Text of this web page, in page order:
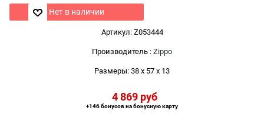
Нет в наличии
Артикул: Z053444
Производитель : Zippo
Размеры: 38 x 57 x 13
4 869 руб
+146 бонусов на бонусную карту